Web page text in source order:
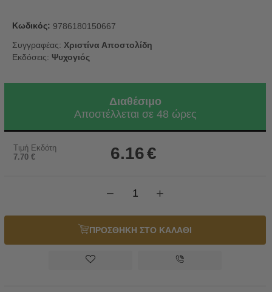
Κωδικός: 9786180150667
Συγγραφέας: Χριστίνα Αποστολίδη
Εκδόσεις: Ψυχογιός
Διαθέσιμο
Αποστέλλεται σε 48 ώρες
Τιμή Εκδότη
7.70 € 6.16€
+
−
ΠΡΟΣΘΗΚΗ ΣΤΟ ΚΑΛΑΘΙ